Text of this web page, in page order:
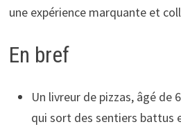
une expérience marquante et
En bref
Un livreur de pizzas, âgé de
qui sort des sentiers battus